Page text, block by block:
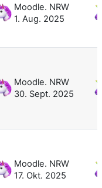
Moodle. NRW
1. Aug. 2025
Moodle. NRW
30. Sept. 2025
Moodle. NRW
17. Okt. 2025